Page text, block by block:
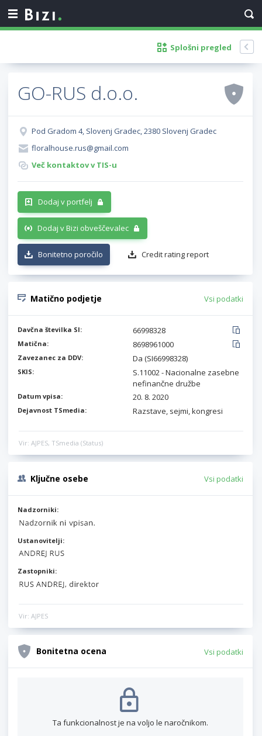
Splošni pregled
GO-RUS d.o.o.
Pod Gradom 4, Slovenj Gradec, 2380 Slovenj Gradec
floralhouse.rus@gmail.com
Več kontaktov v TIS-u
Dodaj v portfelj
Dodaj v Bizi obveščevalec
Bonitetno poročilo Credit rating report
Matično podjetje Vsi podatki
Davčna številka SI: 66998328
Matična: 8698961000
Zavezanec za DDV: Da (SI66998328)
SKIS:
S.11002 - Nacionalne zasebne
nefinančne družbe
Datum vpisa: 20. 8. 2020
Dejavnost TSmedia: Razstave, sejmi, kongresi
Vir: AJPES, TSmedia (Status)
Ključne osebe Vsi podatki
Nadzorniki:
Ustanovitelji:
Zastopniki:
Vir: AJPES
Bonitetna ocena Vsi podatki
Ta funkcionalnost je na voljo le naročnikom.